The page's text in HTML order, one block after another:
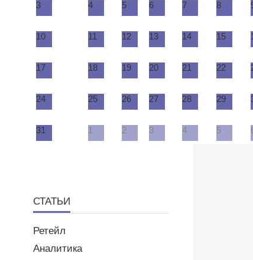
3 4 5 6 7 8
10 11 12 13 14 15
17 18 19 20 21 22
24 25 26 27 28 29
31 1 2 3 4 5
СТАТЬИ
Ретейл
Аналитика